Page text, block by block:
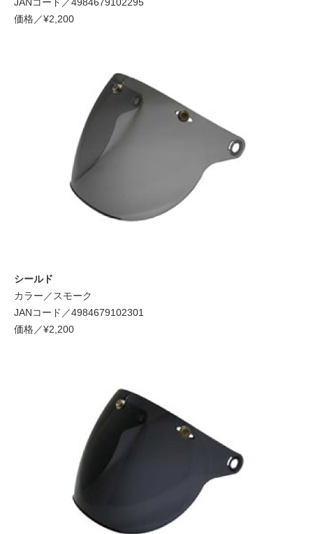
JANコード／4984679102295
価格／¥2,200
シールド
カラー／スモーク
JANコード／4984679102301
価格／¥2,200